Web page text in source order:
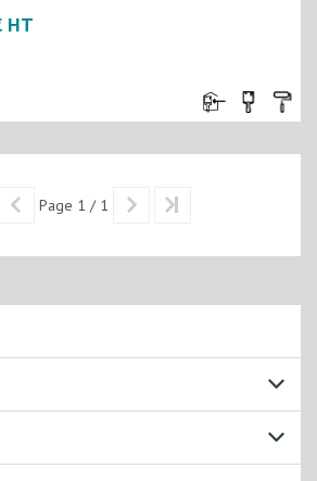
HT
Page 1 / 1